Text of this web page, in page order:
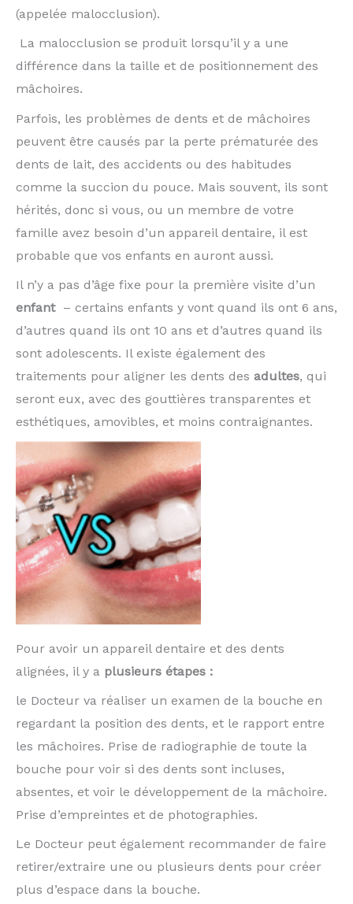
(appelée malocclusion).
La malocclusion se produit lorsqu’il y a une
différence dans la taille et de positionnement des
mâchoires.
Parfois, les problèmes de dents et de mâchoires
peuvent être causés par la perte prématurée des
dents de lait, des accidents ou des habitudes
comme la succion du pouce. Mais souvent, ils sont
hérités, donc si vous, ou un membre de votre
famille avez besoin d’un appareil dentaire, il est
probable que vos enfants en auront aussi.
Il n’y a pas d’âge fixe pour la première visite d’un
enfant– certains enfants y vont quand ils ont 6 ans,
d’autres quand ils ont 10 ans et d’autres quand ils
sont adolescents. Il existe également des
traitements pour aligner les dents des adultes, qui
seront eux, avec des gouttières transparentes et
esthétiques, amovibles, et moins contraignantes.
Pour avoir un appareil dentaire et des dents
alignées, il y a plusieurs étapes :
le Docteur va réaliser un examen de la bouche en
regardant la position des dents, et le rapport entre
les mâchoires. Prise de radiographie de toute la
bouche pour voir si des dents sont incluses,
absentes, et voir le développement de la mâchoire.
Prise d’empreintes et de photographies.
Le Docteur peut également recommander de faire
retirer/extraire une ou plusieurs dents pour créer
plus d’espace dans la bouche.